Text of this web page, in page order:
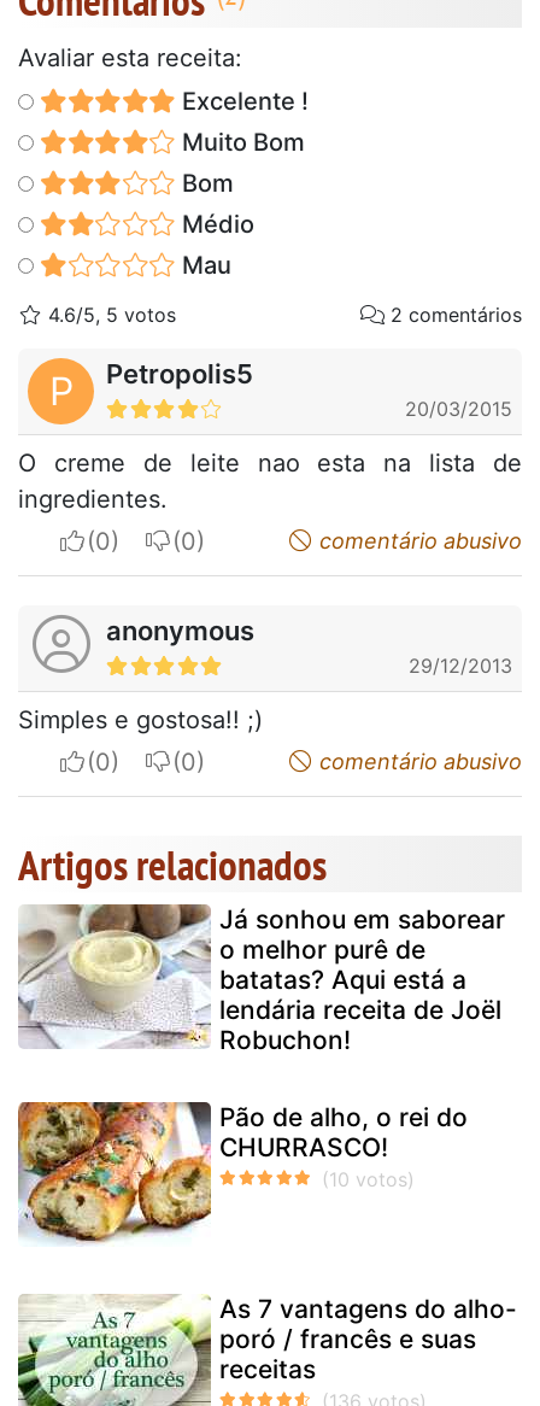
Avaliar esta receita:
Excelente !
Muito Bom
Bom
Médio
Mau
4.6/5, 5 votos 2 comentários
P Petropolis5
20/03/2015
O creme de leite nao esta na lista de
ingredientes.
I apreciateI do not appreciatecomentário abusivo
anonymous
29/12/2013
Simples e gostosa!! ;)
I apreciateI do not appreciatecomentário abusivo
Artigos relacionados
Já sonhou em saborear
o melhor purê de
batatas? Aqui está a
lendária receita de Joël
Robuchon!
Pão de alho, o rei do
CHURRASCO!
As 7 vantagens do alho-
poró / francês e suas
receitas